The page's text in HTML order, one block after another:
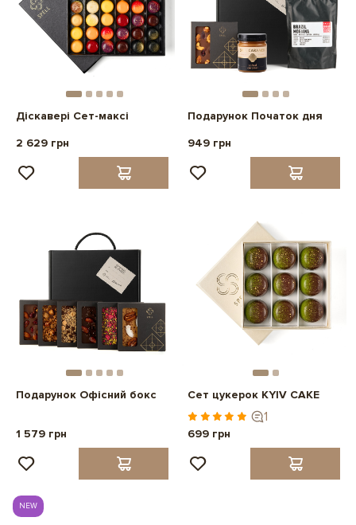
Діскавері Сет-максі
2 629 грн
Подарунок Початок дня
949 грн
Подарунок Офісний бокс
1 579 грн
Сет цукерок KYIV CAKE
1
699 грн
NEW